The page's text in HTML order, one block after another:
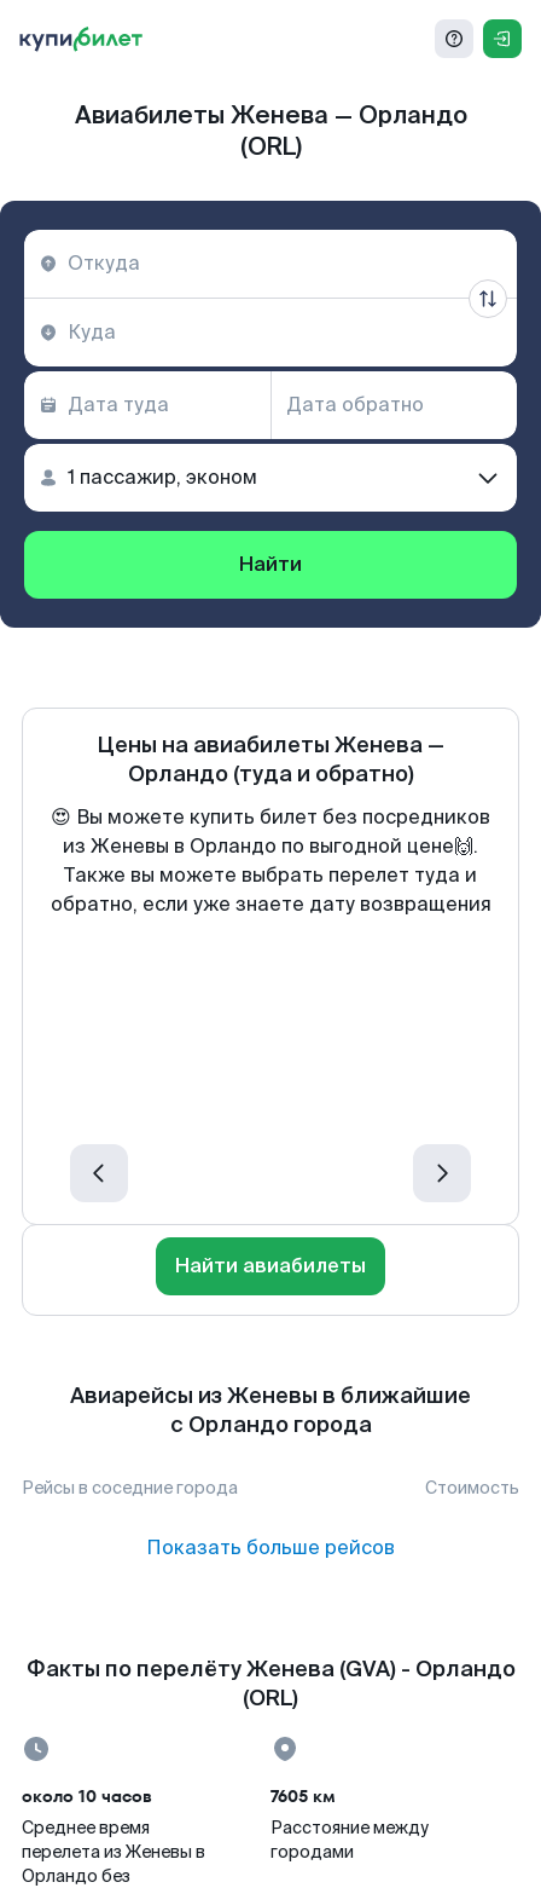
Авиабилеты Женева — Орландо
(ORL)
Найти
Цены на авиабилеты Женева —
Орландо (туда и обратно)
😍 Вы можете купить билет без посредников
из Женевы в Орландо по выгодной цене🙌.
Также вы можете выбрать перелет туда и
обратно, если уже знаете дату возвращения
Найти авиабилеты
Авиарейсы из Женевы в ближайшие
с Орландо города
Рейсы в соседние города Стоимость
Показать больше рейсов
Факты по перелёту Женева (GVA) - Орландо
(ORL)
около 10 часов
Среднее время
перелета из Женевы в
Орландо без
7605 км
Расстояние между
городами